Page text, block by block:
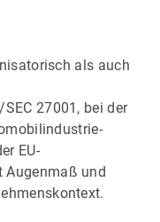
als auch
27001, bei der
EU-
Augenmaß und